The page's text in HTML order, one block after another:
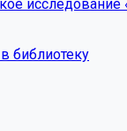
библиотеку